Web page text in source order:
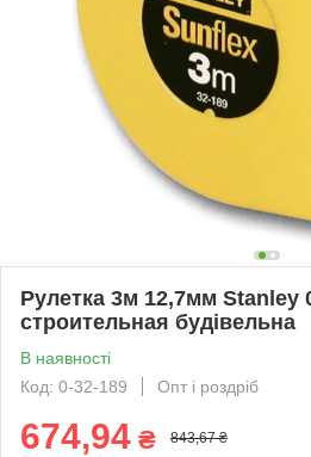
Рулетка 3м 12,7мм Stanley
строительная будівельна
В наявності
Код: 0-32-189
Опт і роздріб
674,94 ₴ 843,67 ₴